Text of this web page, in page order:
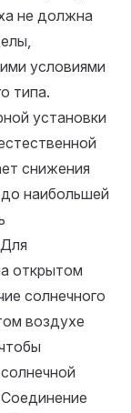
не должна
условиями
типа.
установки
снижения
наибольшей
открытом
солнечного
воздухе